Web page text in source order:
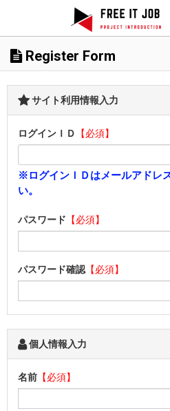
Register Form
サイト利用情報入力
ログインＩＤ 【必須】
※ログインＩＤはメールアドレ
い。
パスワード 【必須】
パスワード確認 【必須】
個人情報入力
名前 【必須】